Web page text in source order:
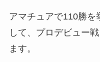
アマチュアで110勝を
して、プロデビュー
ます。